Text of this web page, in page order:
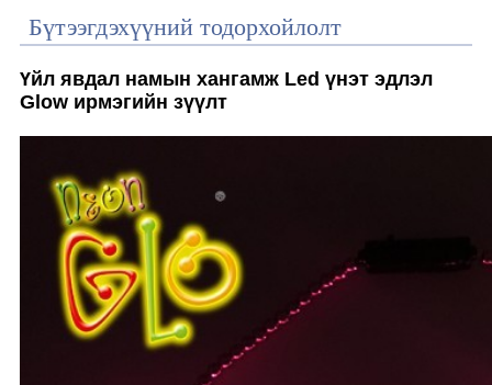
Бүтээгдэхүүний тодорхойлолт
Үйл явдал намын хангамж Led үнэт эдлэл
Glow ирмэгийн зүүлт